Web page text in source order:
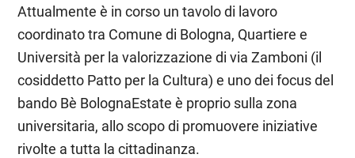
Attualmente è in corso un tavolo di lavoro
coordinato tra Comune di Bologna, Quartiere e
Università per la valorizzazione di via Zamboni (il
cosiddetto Patto per la Cultura) e uno dei focus del
bando Bè BolognaEstate è proprio sulla zona
universitaria, allo scopo di promuovere iniziative
rivolte a tutta la cittadinanza.